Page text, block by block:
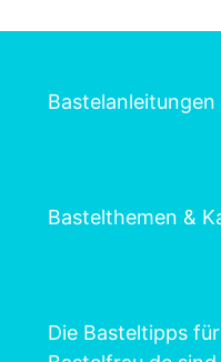
Bastelthemen &
Die Basteltipps